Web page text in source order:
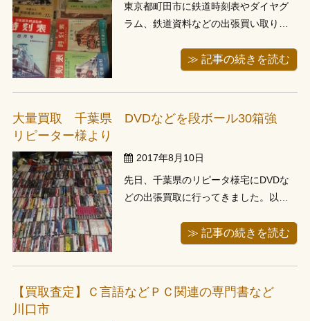
東京都町田市に鉄道時刻表やダイヤグ
ラム、鉄道資料などの出張買い取りに
なられたお父様がお持ちだったものの
鉄道時刻表、ダイアグラム、満州鉄道
の資料など貴重なものが多く高額買取
させて頂きました。お譲り頂いたお客
≫ 記事の続きを読む
大量買取 千葉県 DVDなどを段ボール30箱強
リピーター様より
2017年8月10日
先日、千葉県のリピータ様宅にDVDな
どの出張買取に行ってきました。以前
回目の出張になります。1人では運べな
フと2人で伺わせて頂きました。1回目
にお伺いした際もものすごい量と質の
コレクションでしたが、今回も凄い量...
≫ 記事の続きを読む
【買取査定】Ｃ言語などＰＣ関連の専門書など
川口市